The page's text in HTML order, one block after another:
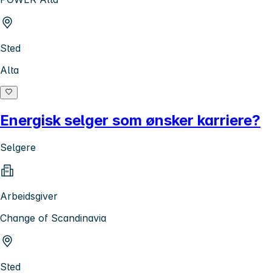
Sted
Alta
Energisk selger som ønsker karriere?
Selgere
Arbeidsgiver
Change of Scandinavia
Sted